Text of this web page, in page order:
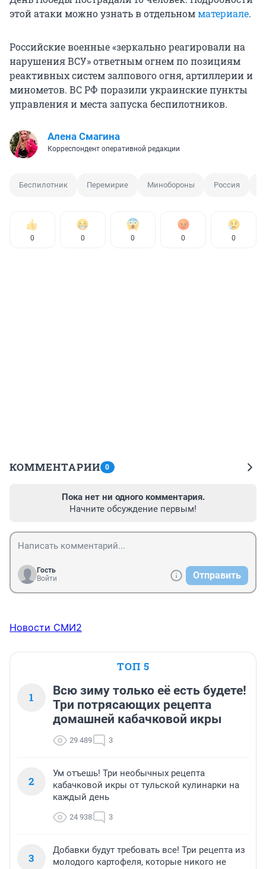
этой атаки можно узнать в отдельномматериале.
Российские военные «зеркально реагировали на
нарушения ВСУ» ответным огнем по позициям
реактивных систем залпового огня, артиллерии и
минометов. ВС РФ поразили украинские пункты
управления и места запуска беспилотников.
Алена Смагина
Корреспондент оперативной редакции
Беспилотник Перемирие Минобороны Россия
0 0 0 0 0
КОММЕНТАРИИ 0
Пока нет ни одного комментария.
Начните обсуждение первым!
Гость
Войти
Отправить
Новости СМИ2
ТОП 5
1
Всю зиму только её есть будете!
Три потрясающих рецепта
домашней кабачковой икры
29 489 3
2
Ум отъешь! Три необычных рецепта
кабачковой икры от тульской кулинарки на
каждый день
24 938 3
3
Добавки будут требовать все! Три рецепта из
молодого картофеля, которые никого не